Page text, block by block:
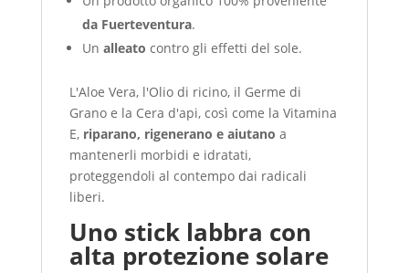
da Fuerteventura.
Un alleato contro gli effetti del sole.
L'Aloe Vera, l'Olio di ricino, il Germe di
Grano e la Cera d'api, così come la Vitamina
E, riparano, rigenerano e aiutano a
mantenerli morbidi e idratati,
proteggendoli al contempo dai radicali
liberi.
Uno stick labbra con
alta protezione solare